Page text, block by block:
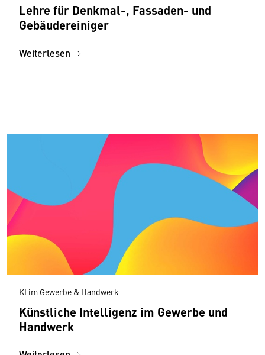
Lehre für Denkmal-, Fassaden- und
Gebäudereiniger
Weiterlesen
KI im Gewerbe & Handwerk
Künstliche Intelligenz im Gewerbe und
Handwerk